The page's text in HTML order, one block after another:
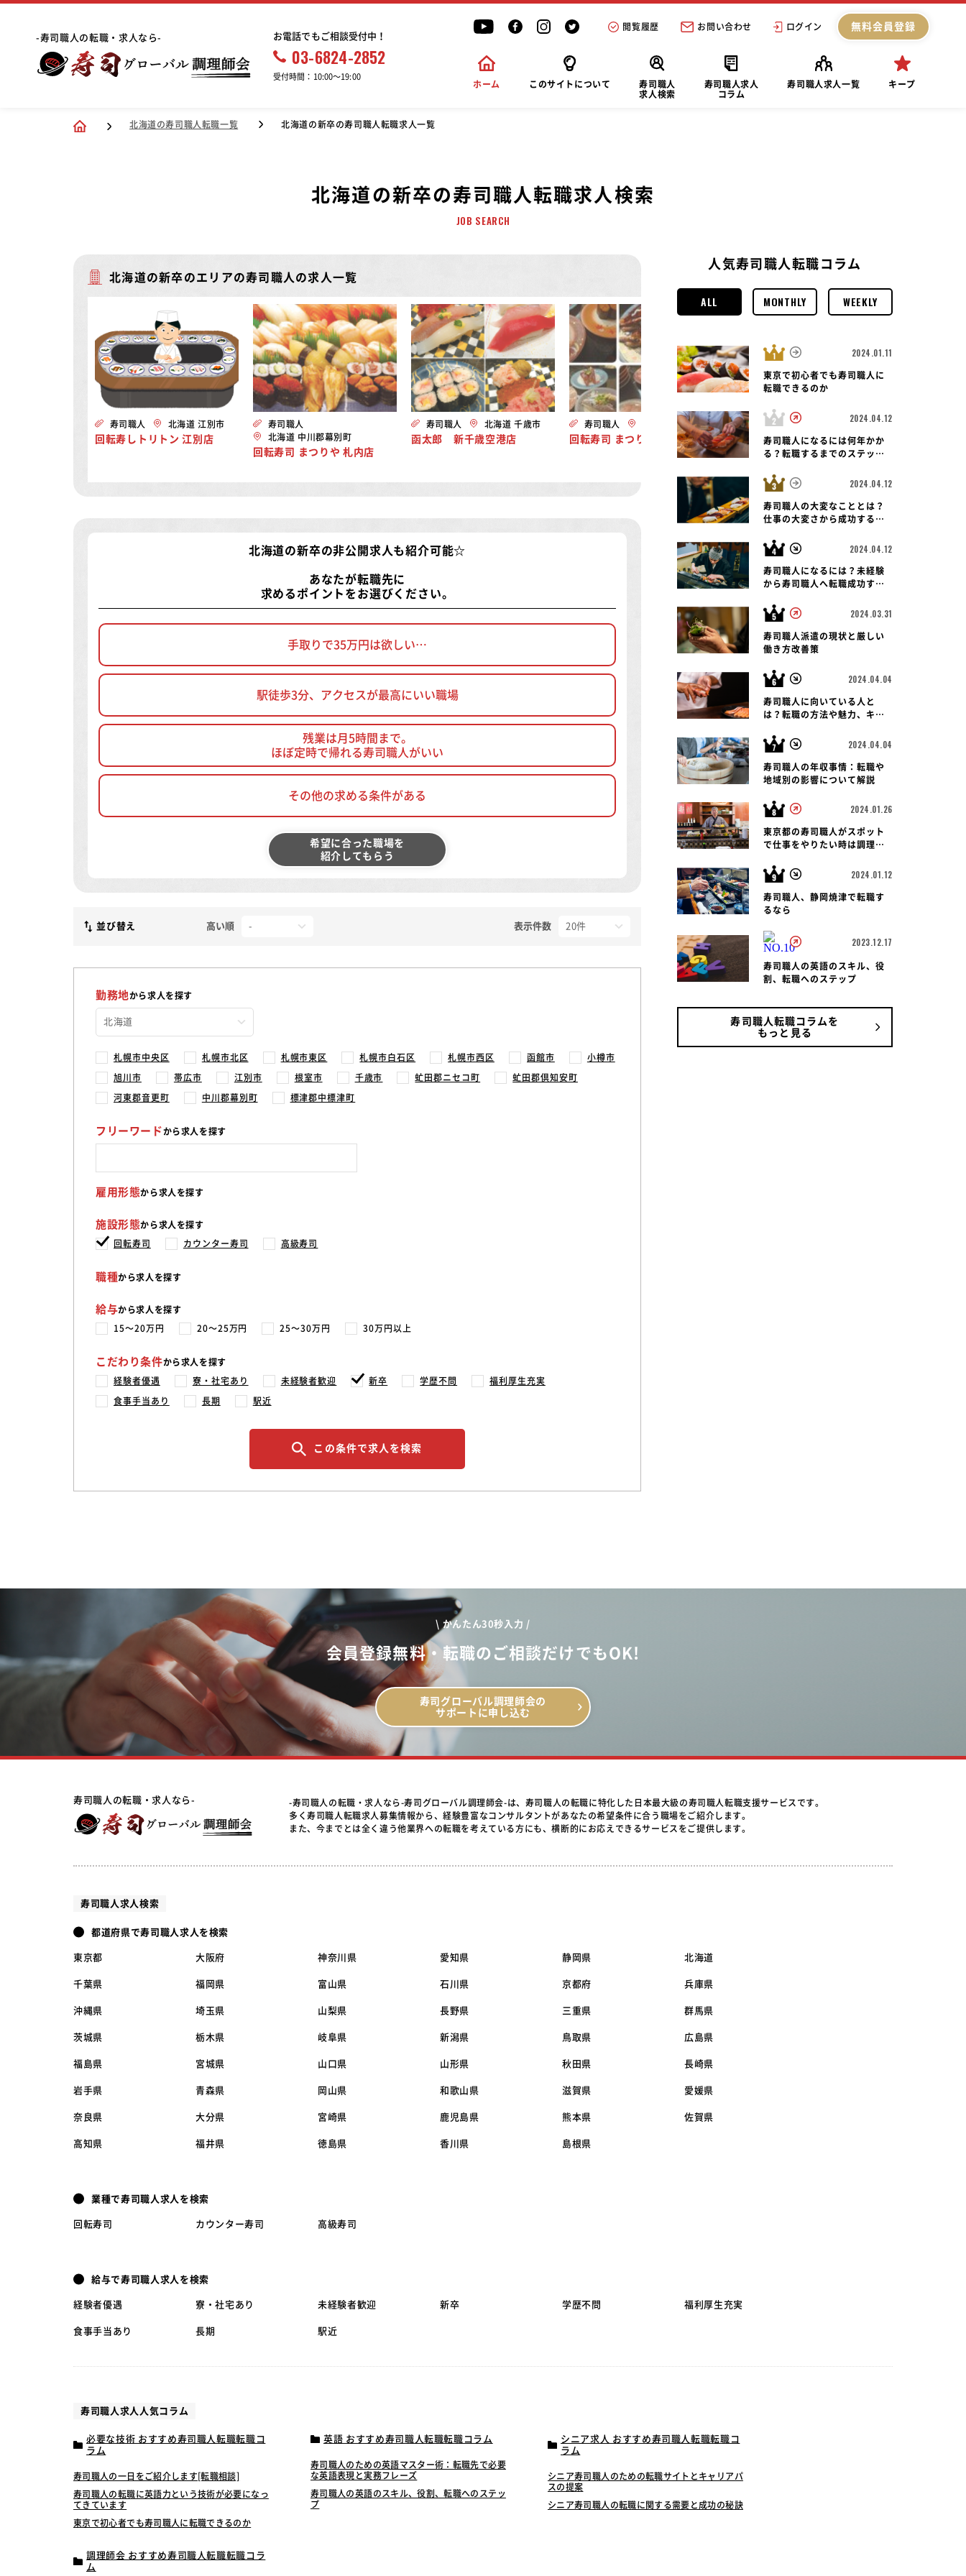
-寿司職人の転職・求人なら- お電話でもご相談受付中！
03-6824-2852
受付時間：10:00〜19:00
閲覧履歴 お問い合わせ ログイン 無料会員登録
ホーム このサイトについて
寿司職人
求人検索
寿司職人求人
コラム
寿司職人求人一覧 キープ
北海道の寿司職人転職一覧 北海道の新卒の寿司職人転職求人一覧
北海道の新卒の寿司職人転職求人検索
JOB SEARCH
北海道の新卒のエリアの寿司職人の求人一覧
寿司職人 北海道 江別市
回転寿しトリトン 江別店
寿司職人
北海道 中川郡幕別町
回転寿司 まつりや 札内店
寿司職人 北海道 千歳市
函太郎 新千歳空港店
寿司職人 北海道 帯広市
回転寿司 まつりや 帯広西店
寿司職人 北海道 函館市
回転寿司 函館 旬花
北海道の新卒の非公開求人 も紹介可能☆
あなたが転職先に
求めるポイントをお選びください。
手取りで35万円は欲しい…
駅徒歩3分、アクセスが最高にいい職場
残業は月5時間まで。
ほぼ定時で帰れる寿司職人がいい
その他の求める条件がある
希望に合った職場を
紹介してもらう
並び替え 高い順 表示件数
勤務地から求人を探す
札幌市中央区 札幌市北区 札幌市東区 札幌市白石区 札幌市西区 函館市 小樽市
旭川市 帯広市 江別市 根室市 千歳市 虻田郡ニセコ町 虻田郡倶知安町
河東郡音更町 中川郡幕別町 標津郡中標津町
フリーワードから求人を探す
雇用形態から求人を探す
施設形態から求人を探す
回転寿司 カウンター寿司 高級寿司
職種から求人を探す
給与から求人を探す
15〜20万円 20〜25万円 25〜30万円 30万円以上
こだわり条件から求人を探す
経験者優遇 寮・社宅あり 未経験者歓迎 新卒 学歴不問 福利厚生充実
食事手当あり 長期 駅近
この条件で求人を検索
人気寿司職人転職コラム
ALL MONTHLY WEEKLY
2024.01.11
東京で初心者でも寿司職人に
転職できるのか
2024.04.12
寿司職人になるには何年かか
る？転職するまでのステップ
2024.04.12
寿司職人の大変なこととは？
仕事の大変さから成功する転
2024.04.12
寿司職人になるには？未経験
から寿司職人へ転職成功する
2024.03.31
寿司職人派遣の現状と厳しい
働き方改善策
2024.04.04
寿司職人に向いている人と
は？転職の方法や魅力、キャ
説！
2024.04.04
寿司職人の年収事情：転職や
地域別の影響について解説
2024.01.26
東京都の寿司職人がスポット
で仕事をやりたい時は調理師
2024.01.12
寿司職人、静岡焼津で転職す
るなら
2023.12.17
寿司職人の英語のスキル、役
割、転職へのステップ
寿司職人転職コラムを
もっと見る
\ かんたん30秒入力 /
会員登録無料・転職のご相談だけでもOK!
寿司グローバル調理師会の
サポートに申し込む
寿司職人の転職・求人なら-
-寿司職人の転職・求人なら-寿司グローバル調理師会-は、寿司職人の転職に特化した日本最大級の寿司職人転職支援サービスです。
多く寿司職人転職求人募集情報から、経験豊富なコンサルタントがあなたの希望条件に合う職場をご紹介します。
また、今までとは全く違う他業界への転職を考えている方にも、横断的にお応えできるサービスをご提供します。
寿司職人求人検索
都道府県で寿司職人求人を検索
東京都 大阪府 神奈川県 愛知県 静岡県 北海道
千葉県 福岡県 富山県 石川県 京都府 兵庫県
沖縄県 埼玉県 山梨県 長野県 三重県 群馬県
茨城県 栃木県 岐阜県 新潟県 鳥取県 広島県
福島県 宮城県 山口県 山形県 秋田県 長崎県
岩手県 青森県 岡山県 和歌山県 滋賀県 愛媛県
奈良県 大分県 宮崎県 鹿児島県 熊本県 佐賀県
高知県 福井県 徳島県 香川県 島根県
業種で寿司職人求人を検索
回転寿司 カウンター寿司 高級寿司
給与で寿司職人求人を検索
経験者優遇 寮・社宅あり 未経験者歓迎 新卒 学歴不問 福利厚生充実
食事手当あり 長期 駅近
寿司職人求人人気コラム
必要な技術 おすすめ寿司職人転職転職コ
ラム
寿司職人の一日をご紹介します[転職相談]
寿司職人の転職に英語力という技術が必要になっ
てきています
東京で初心者でも寿司職人に転職できるのか
英語 おすすめ寿司職人転職転職コラム
寿司職人のための英語マスター術：転職先で必要
な英語表現と実務フレーズ
寿司職人の英語のスキル、役割、転職へのステッ
プ
シニア求人 おすすめ寿司職人転職転職コ
ラム
シニア寿司職人のための転職サイトとキャリアパ
スの提案
シニア寿司職人の転職に関する需要と成功の秘訣
調理師会 おすすめ寿司職人転職転職コラ
ム